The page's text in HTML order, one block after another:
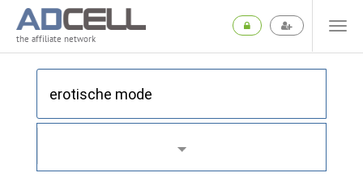
the affiliate network